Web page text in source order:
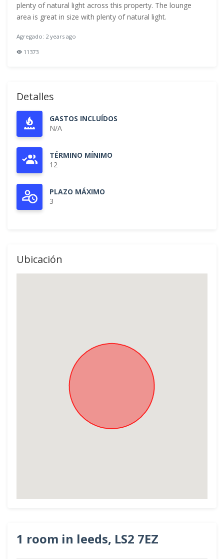
plenty of natural light across this property. The lounge
area is great in size with plenty of natural light.
Agregado: 2 years ago
11373
Detalles
GASTOS INCLUÍDOS
N/A
TÉRMINO MÍNIMO
12
PLAZO MÁXIMO
3
Ubicación
1 room in leeds, LS2 7EZ